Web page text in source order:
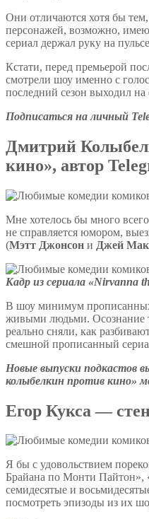
Они отличаются хотя бы
персонажей, возможно,
сериал держал руку на
Кстати, перед премьерой
смотрели шоу именно с
последний сезон выходил
Подписаться на личный
Дмитрий
кино», автор
Мне хотелось бы много
не справляется юмором,
(Мэтт Джонсон и Джей
Кадр из сериала «Nirvanna
В шоу минимум прописанных
живыми людьми. Осознание
реально сняли, как
смешной прописанный
Новые выпуски подкастов
колыбелкин против кино»
Егор Кукса —
Я бы с удовольствием
Брайана по Монти
семидесятые и
посмотреть эпизоды из их